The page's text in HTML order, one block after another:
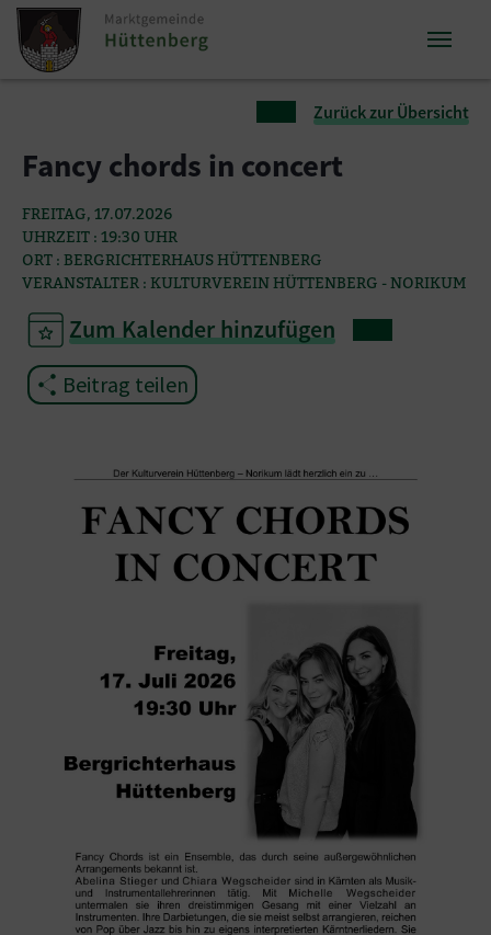
Zum Inhalt springen
Zum Seitenende springen
Zurück zur Übersicht
Fancy chords in concert
FREITAG, 17.07.2026
UHRZEIT : 19:30 UHR
ORT : BERGRICHTERHAUS HÜTTENBERG
VERANSTALTER : KULTURVEREIN HÜTTENBERG - NORIKUM
Zum Kalender hinzufügen
Beitrag teilen